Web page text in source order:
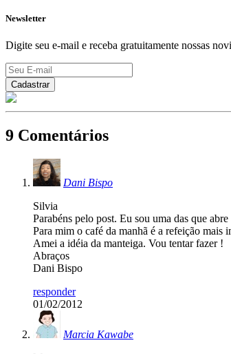
Newsletter
Digite seu e-mail e receba gratuitamente nossas
9 Comentários
Dani Bispo
Silvia
Parabéns pelo post. Eu sou uma das que
Para mim o café da manhã é a refeição
Amei a idéia da manteiga. Vou tentar fazer !
Abraços
Dani Bispo
responder
01/02/2012
Marcia Kawabe